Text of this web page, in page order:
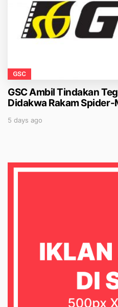
GSC
GSC Ambil Tindakan
Didakwa Rakam
5 days ago